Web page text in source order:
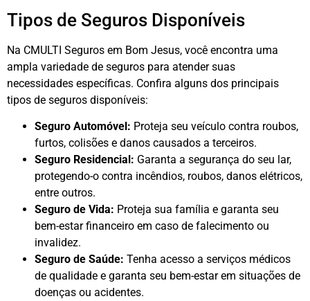
Tipos de Seguros Disponíveis
Na CMULTI Seguros em Bom Jesus, você encontra uma
ampla variedade de seguros para atender suas
necessidades específicas. Confira alguns dos principais
tipos de seguros disponíveis:
Seguro Automóvel: Proteja seu veículo contra roubos,
furtos, colisões e danos causados a terceiros.
Seguro Residencial: Garanta a segurança do seu lar,
protegendo-o contra incêndios, roubos, danos elétricos,
entre outros.
Seguro de Vida: Proteja sua família e garanta seu
bem-estar financeiro em caso de falecimento ou
invalidez.
Seguro de Saúde: Tenha acesso a serviços médicos
de qualidade e garanta seu bem-estar em situações de
doenças ou acidentes.